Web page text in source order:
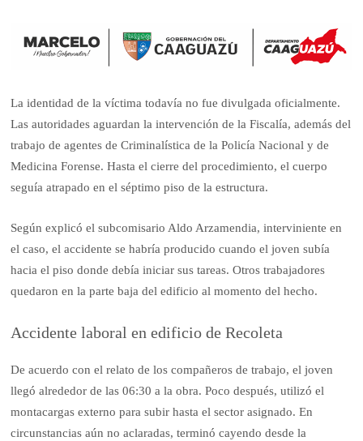
La identidad de la víctima todavía no fue divulgada oficialmente.
Las autoridades aguardan la intervención de la Fiscalía, además del
trabajo de agentes de Criminalística de la Policía Nacional y de
Medicina Forense. Hasta el cierre del procedimiento, el cuerpo
seguía atrapado en el séptimo piso de la estructura.
Según explicó el subcomisario Aldo Arzamendia, interviniente en
el caso, el accidente se habría producido cuando el joven subía
hacia el piso donde debía iniciar sus tareas. Otros trabajadores
quedaron en la parte baja del edificio al momento del hecho.
Accidente laboral en edificio de Recoleta
De acuerdo con el relato de los compañeros de trabajo, el joven
llegó alrededor de las 06:30 a la obra. Poco después, utilizó el
montacargas externo para subir hasta el sector asignado. En
circunstancias aún no aclaradas, terminó cayendo desde la